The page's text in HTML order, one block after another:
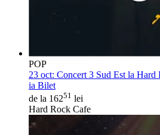
POP
23 oct: Concert 3 Sud Est la Hard
ia Bilet
de la 16251 lei
Hard Rock Cafe